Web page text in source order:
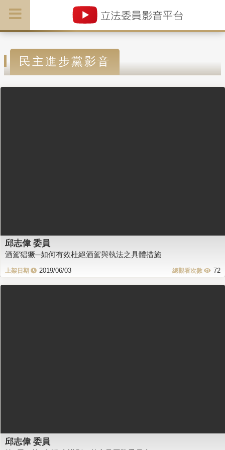
民主進步黨影音
邱志偉 委員
酒駕猖獗─如何有效杜絕酒駕與執法之具體措施
2019/06/03 72
邱志偉 委員